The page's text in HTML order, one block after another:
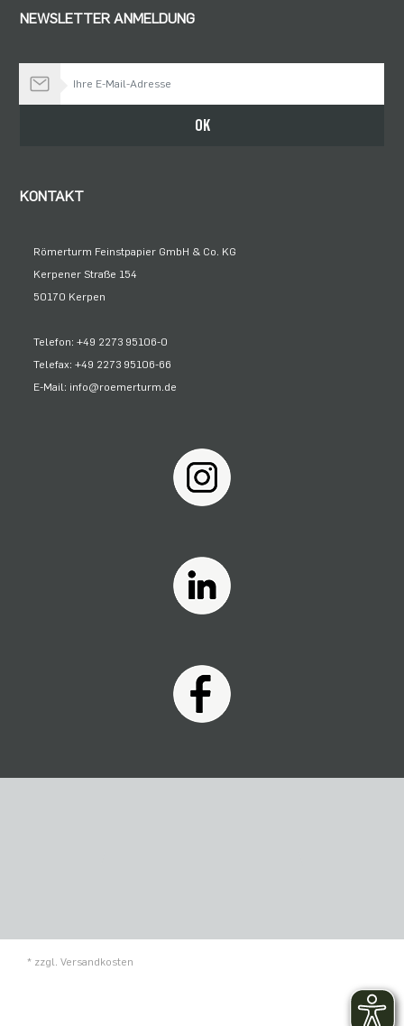
NEWSLETTER ANMELDUNG
OK
KONTAKT
Römerturm Feinstpapier GmbH & Co. KG
Kerpener Straße 154
50170 Kerpen
Telefon: +49 2273 95106-0
Telefax: +49 2273 95106-66
E-Mail: info@roemerturm.de
* zzgl. Versandkosten